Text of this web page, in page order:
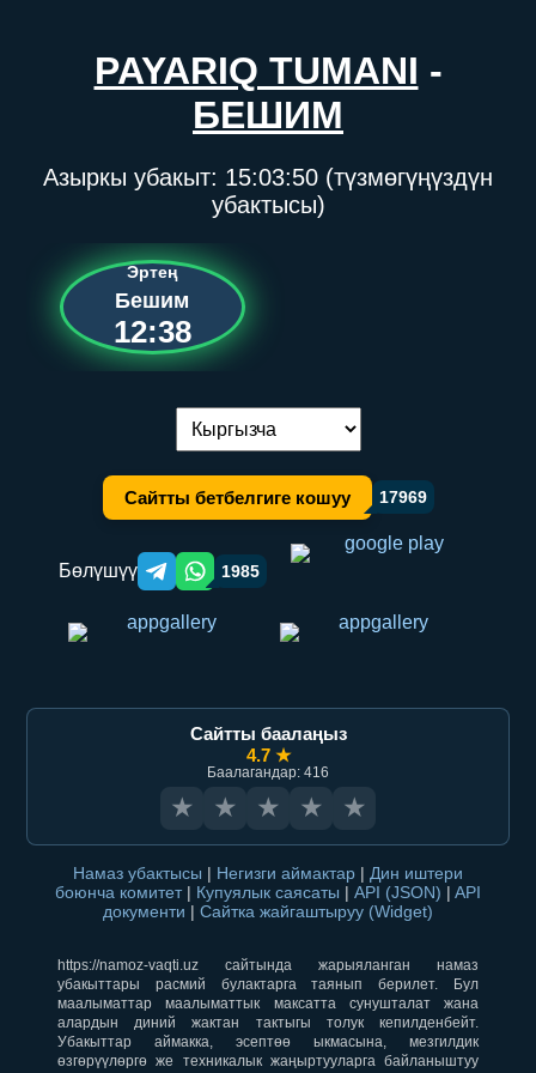
PAYARIQ TUMANI -
БЕШИМ
Азыркы убакыт: 15:03:50 (түзмөгүңүздүн
убактысы)
Эртең
Бешим
12:38
Тилди алмаштыруу:
Сайтты бетбелгиге кошуу 17969
Бөлүшүү Telegram orqali ulashish
WhatsApp orqali ulashish
1985
Сайтты баалаңыз
4.7 ★
Баалагандар: 416
★ ★ ★ ★ ★
Намаз убактысы | Негизги аймактар | Дин иштери
боюнча комитет | Купуялык саясаты | API (JSON) | API
документи | Сайтка жайгаштыруу (Widget)
https://namoz-vaqti.uz сайтында жарыяланган намаз
убакыттары расмий булактарга таянып берилет. Бул
маалыматтар маалыматтык максатта сунушталат жана
алардын диний жактан тактыгы толук кепилденбейт.
Убакыттар аймакка, эсептөө ыкмасына, мезгилдик
өзгөрүүлөргө же техникалык жаңыртууларга байланыштуу